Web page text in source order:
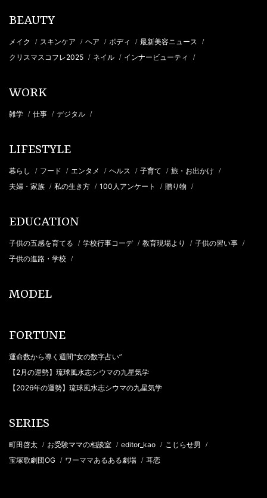
BEAUTY
メイク / スキンケア / ヘア / ボディ / 最新美容ニュース /
クリスマスコフレ2025 / ネイル / インナービューティ /
WORK
雑学 / 仕事 / デジタル /
LIFESTYLE
暮らし / フード / エンタメ / ヘルス / 子育て / 旅・お出かけ /
夫婦・家族 / 私の生き方 / 100人アンケート / 贈り物 /
EDUCATION
子供の五感を育てる / 学校行事コーデ / 教育現場より / 子供の習い事 /
子供の進路・学校 /
MODEL
FORTUNE
運命数から導く週間“女の数字占い”
【2月の運勢】琉球風水志シウマの九星気学
【2026年の運勢】琉球風水志シウマの九星気学
SERIES
町田啓太 / お受験ママの相談室 / editor_kao / こじらせ男 /
宝塚歌劇団OG / ワーママあるある劇場 / 耳恋